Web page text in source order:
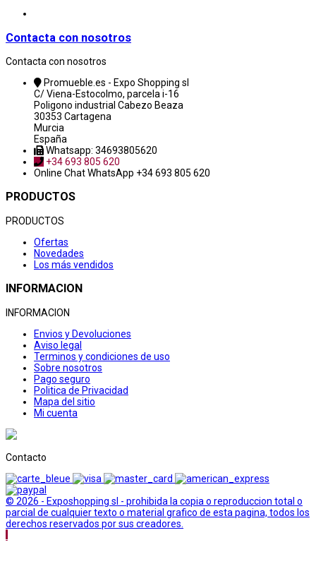
Contacta con nosotros
Contacta con nosotros
Promueble.es - Expo Shopping sl
C/ Viena-Estocolmo, parcela i-16
Poligono industrial Cabezo Beaza
30353 Cartagena
Murcia
España
Whatsapp: 34693805620
+34 693 805 620
Online ChatWhatsApp +34 693 805 620
PRODUCTOS
PRODUCTOS
Ofertas
Novedades
Los más vendidos
INFORMACION
INFORMACION
Envios y Devoluciones
Aviso legal
Terminos y condiciones de uso
Sobre nosotros
Pago seguro
Politica de Privacidad
Mapa del sitio
Mi cuenta
Contacto
© 2026 - Exposhopping sl - prohibida la copia o reproduccion total o
parcial de cualquier texto o material grafico de esta pagina, todos los
derechos reservados por sus creadores.